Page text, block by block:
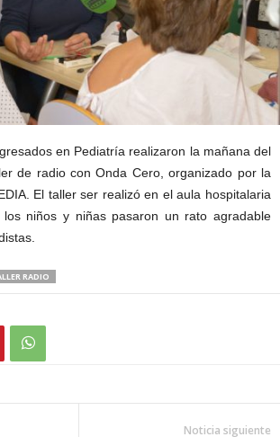
en Pediatría realizaron la mañana del
de radio con Onda Cero, organizado por la
El taller ser realizó en el aula hospitalaria
niños y niñas pasaron un rato agradable
RADIO
Noticia siguiente